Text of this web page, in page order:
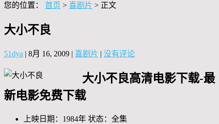
您的位置： 首页 > 喜剧片 > 正文
大小不良
51dya | 8月 16, 2009 | 喜剧片 | 没有评论
大小不良高清电影下载-最
新电影免费下载
上映日期：1984年 状态：全集